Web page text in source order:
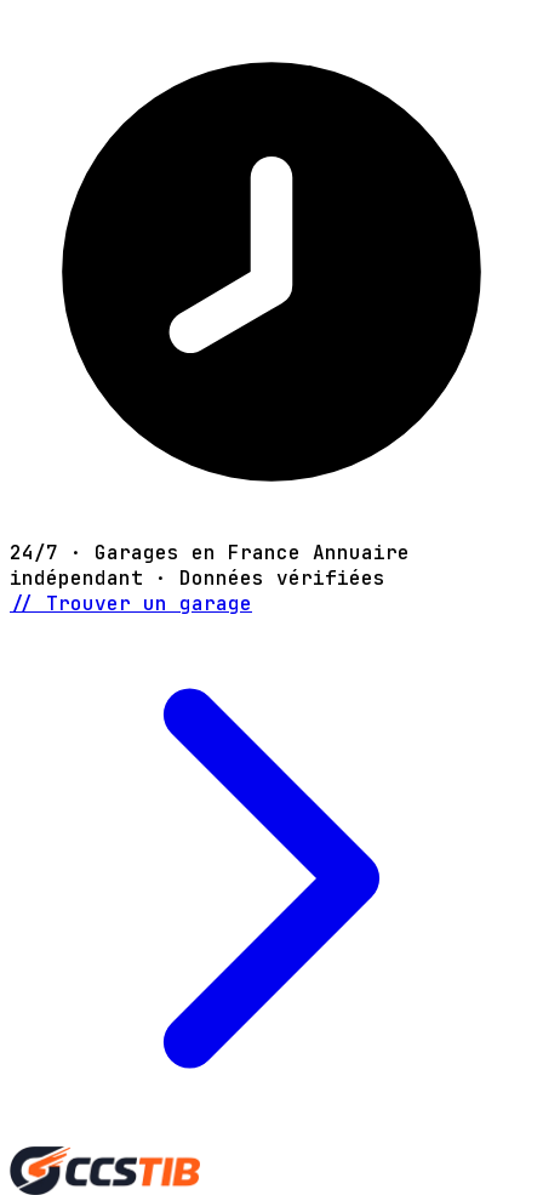
24/7 · Garages en France Annuaire
indépendant · Données vérifiées
// Trouver un garage